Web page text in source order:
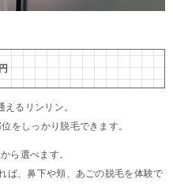
るリンリン。
をしっかり脱毛できます。
ら選べます。
ば、鼻下や頬、あごの脱毛を体験で